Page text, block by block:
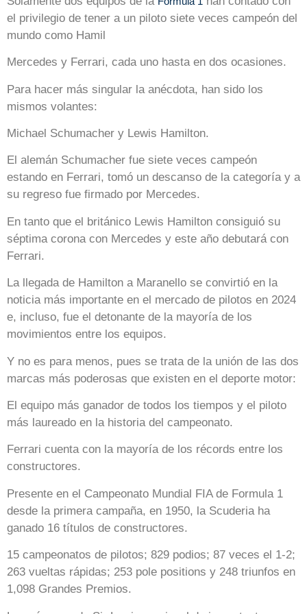
el privilegio de tener a un piloto siete veces campeón del
mundo como Hamil
Mercedes y Ferrari, cada uno hasta en dos ocasiones.
Para hacer más singular la anécdota, han sido los
mismos volantes:
Michael Schumacher y Lewis Hamilton.
El alemán Schumacher fue siete veces campeón
estando en Ferrari, tomó un descanso de la categoría y a
su regreso fue firmado por Mercedes.
En tanto que el británico Lewis Hamilton consiguió su
séptima corona con Mercedes y este año debutará con
Ferrari.
La llegada de Hamilton a Maranello se convirtió en la
noticia más importante en el mercado de pilotos en 2024
e, incluso, fue el detonante de la mayoría de los
movimientos entre los equipos.
Y no es para menos, pues se trata de la unión de las dos
marcas más poderosas que existen en el deporte motor:
El equipo más ganador de todos los tiempos y el piloto
más laureado en la historia del campeonato.
Ferrari cuenta con la mayoría de los récords entre los
constructores.
Presente en el Campeonato Mundial FIA de Formula 1
desde la primera campaña, en 1950, la Scuderia ha
ganado 16 títulos de constructores.
15 campeonatos de pilotos; 829 podios; 87 veces el 1-2;
263 vueltas rápidas; 253 pole positions y 248 triunfos en
1,098 Grandes Premios.